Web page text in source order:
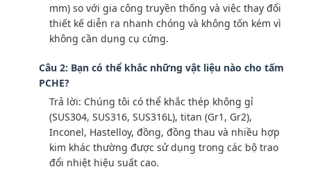
mm) so với gia công truyền thống và việc thay đổi
thiết kế diễn ra nhanh chóng và không tốn kém vì
không cần dụng cụ cứng.
Câu 2: Bạn có thể khắc những vật liệu nào cho tấm
PCHE?
Trả lời: Chúng tôi có thể khắc thép không gỉ
(SUS304, SUS316, SUS316L), titan (Gr1, Gr2),
Inconel, Hastelloy, đồng, đồng thau và nhiều hợp
kim khác thường được sử dụng trong các bộ trao
đổi nhiệt hiệu suất cao.